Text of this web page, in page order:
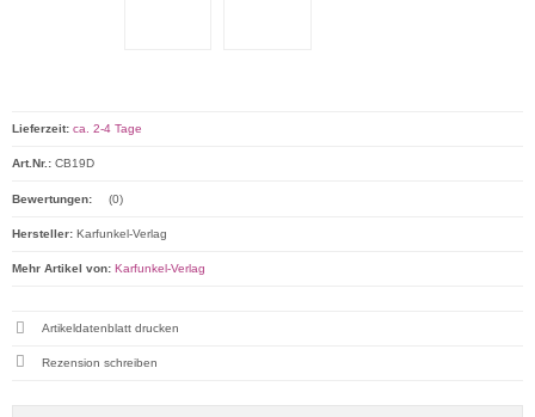
Lieferzeit: ca. 2-4 Tage
Art.Nr.: CB19D
Bewertungen: (0)
Hersteller: Karfunkel-Verlag
Mehr Artikel von: Karfunkel-Verlag
Artikeldatenblatt drucken
Rezension schreiben